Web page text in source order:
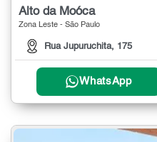
Alto da Moóca
Zona Leste - São Paulo
Rua Jupuruchita, 175
WhatsApp